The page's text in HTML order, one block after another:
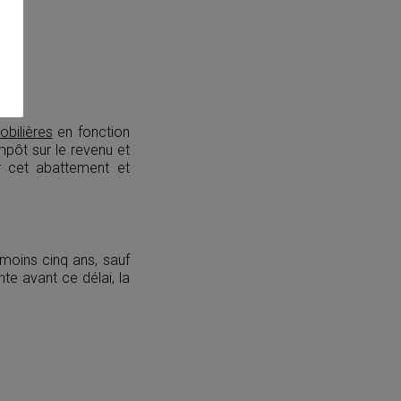
en fonction
sur le revenu et
cet abattement et
cinq ans, sauf
avant ce délai, la